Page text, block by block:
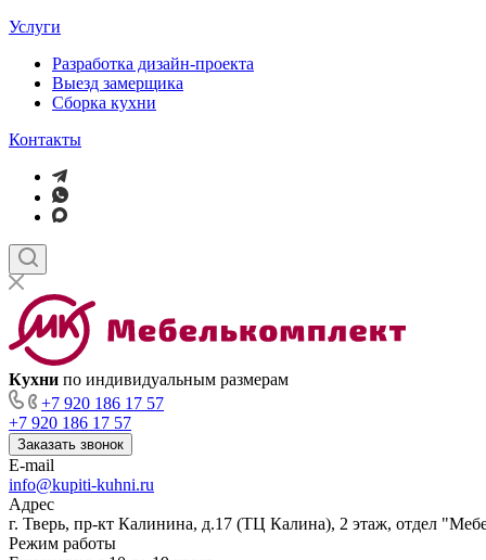
Услуги
Разработка дизайн-проекта
Выезд замерщика
Сборка кухни
Контакты
Кухни по индивидуальным размерам
+7 920 186 17 57
+7 920 186 17 57
Заказать звонок
E-mail
info@kupiti-kuhni.ru
Адрес
г. Тверь, пр-кт Калинина, д.17 (ТЦ Калина), 2 этаж, отдел
Режим работы